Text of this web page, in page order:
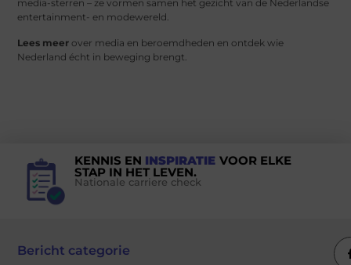
media-sterren – ze vormen samen het gezicht van de Nederlandse
entertainment- en modewereld.
Lees meer over media en beroemdheden en ontdek wie
Nederland écht in beweging brengt.
KENNIS EN INSPIRATIE VOOR ELKE
STAP IN HET LEVEN.
Nationale carriere check
Bericht categorie